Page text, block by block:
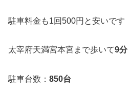
駐車料金も1回500円と安いです
太宰府天満宮本宮まで歩いて9分
駐車台数： 850台